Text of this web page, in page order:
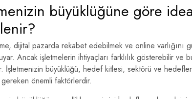
büyüklüğüne göre
dijital pazarda rekabet edebilmek ve online varlığını
Ancak işletmelerin ihtiyaçları farklılık gösterebilir
İşletmenizin büyüklüğü, hedef kitlesi, sektörü ve
gereken önemli faktörlerdir.